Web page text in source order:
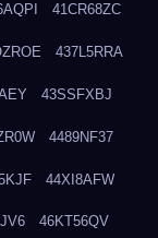
41CR68ZC
437L5RRA
43SSFXBJ
4489NF37
44XI8AFW
46KT56QV